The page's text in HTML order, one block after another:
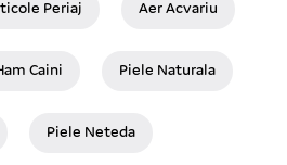
Periaj Aer Acvariu
Caini Piele Naturala
Piele Neteda